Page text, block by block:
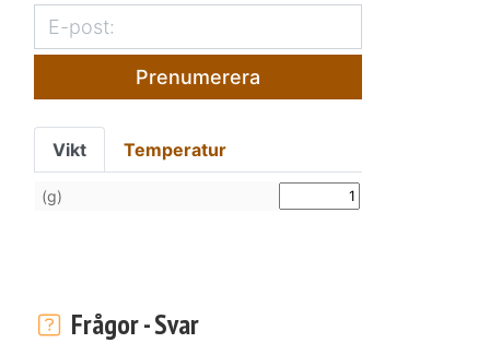
Prenumerera
Vikt Temperatur
(g)
Frågor - Svar